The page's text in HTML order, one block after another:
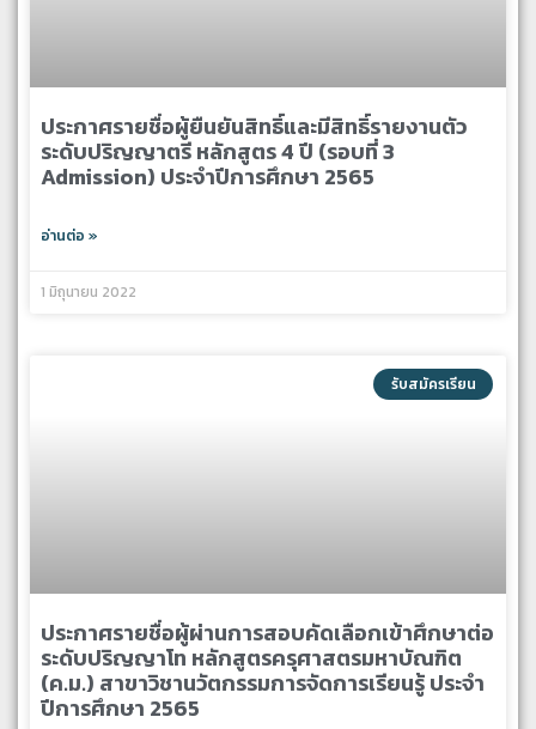
ประกาศรายชื่อผู้ยืนยันสิทธิ์และมีสิทธิ์รายงานตัว
ระดับปริญญาตรี หลักสูตร 4 ปี (รอบที่ 3
Admission) ประจำปีการศึกษา 2565
อ่านต่อ »
1 มิถุนายน 2022
รับสมัครเรียน
ประกาศรายชื่อผู้ผ่านการสอบคัดเลือกเข้าศึกษาต่อ
ระดับปริญญาโท หลักสูตรครุศาสตรมหาบัณฑิต
(ค.ม.) สาขาวิชานวัตกรรมการจัดการเรียนรู้ ประจำ
ปีการศึกษา 2565